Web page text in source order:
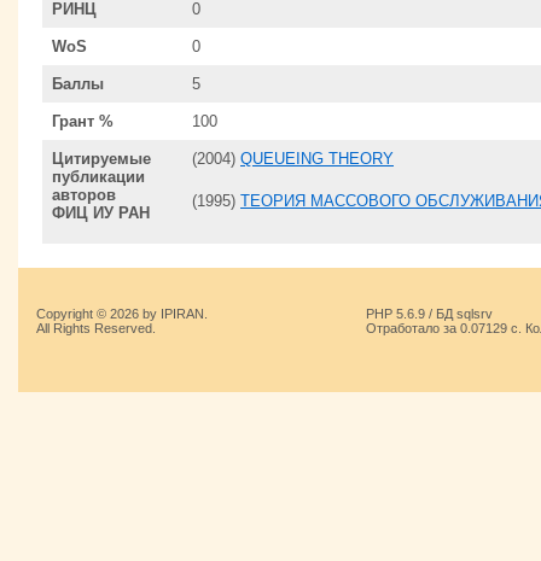
РИНЦ 0
WoS 0
Баллы 5
Грант % 100
Цитируемые
публикации
авторов
ФИЦ ИУ РАН
(2004) QUEUEING THEORY
(1995) ТЕОРИЯ МАССОВОГО ОБСЛУЖИВАНИЯ
Copyright © 2026 by IPIRAN.
All Rights Reserved.
PHP 5.6.9 / БД sqlsrv
Отработало за 0.07129 с.